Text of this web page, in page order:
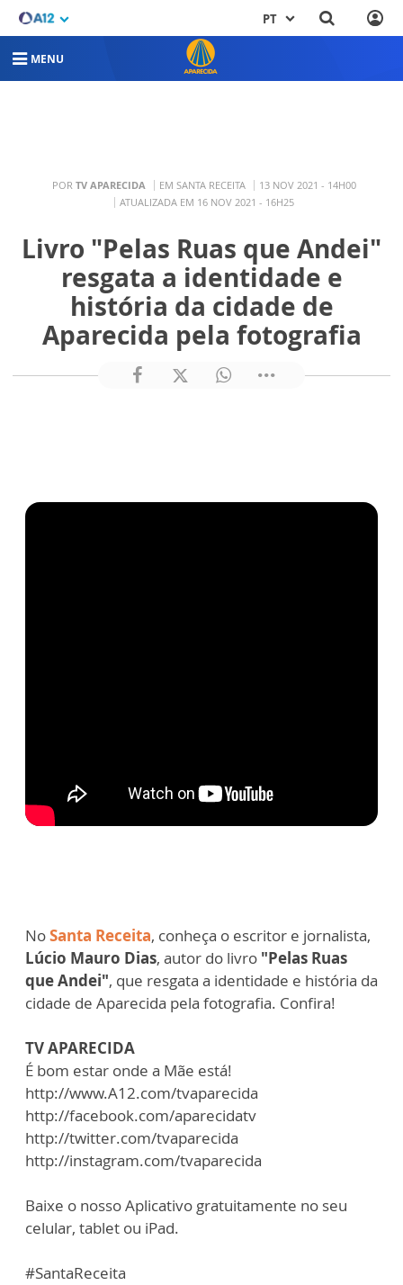
PT
MENU
POR TV APARECIDA EM SANTA RECEITA
13 NOV 2021 - 14H00
ATUALIZADA EM 16 NOV 2021 - 16H25
Livro "Pelas Ruas que Andei"
resgata a identidade e
história da cidade de
Aparecida pela fotografia
NoSanta Receita, conheça o escritor e jornalista,
Lúcio Mauro Dias, autor do livro "Pelas Ruas
que Andei", que resgata a identidade e história da
cidade de Aparecida pela fotografia. Confira!
TV APARECIDA
É bom estar onde a Mãe está!
http://www.A12.com/tvaparecida
http://facebook.com/aparecidatv
http://twitter.com/tvaparecida
http://instagram.com/tvaparecida
Baixe o nosso Aplicativo gratuitamente no seu
celular, tablet ou iPad.
#SantaReceita